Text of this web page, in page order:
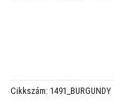
Cikkszám: 1491_BURGUNDY